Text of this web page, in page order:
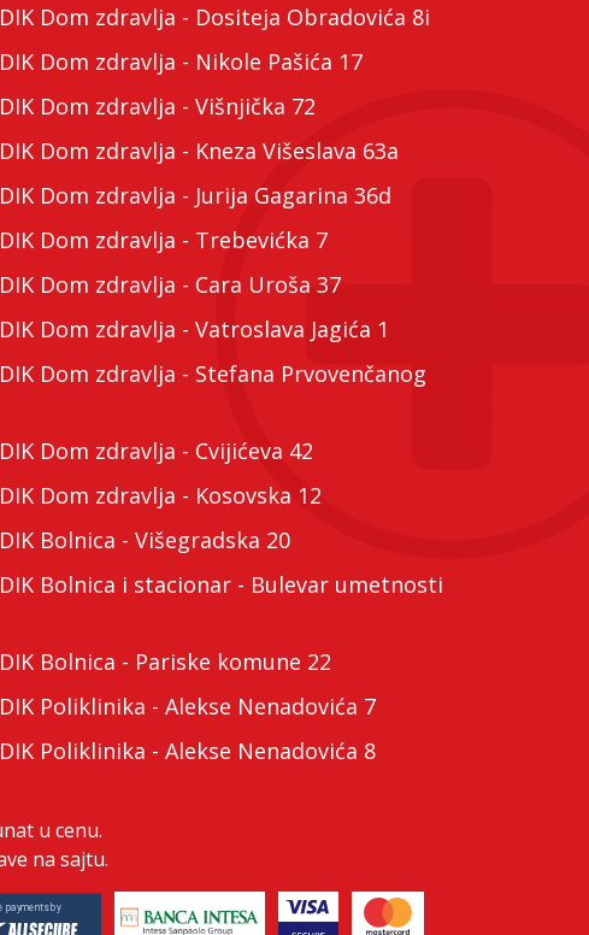
Dom zdravlja - Dositeja Obradovića 8i
Dom zdravlja - Nikole Pašića 17
Dom zdravlja - Višnjička 72
Dom zdravlja - Kneza Višeslava 63a
Dom zdravlja - Jurija Gagarina 36d
Dom zdravlja - Trebevićka 7
Dom zdravlja - Cara Uroša 37
Dom zdravlja - Vatroslava Jagića 1
Dom zdravlja - Stefana Prvovenčanog
Dom zdravlja - Cvijićeva 42
Dom zdravlja - Kosovska 12
Bolnica - Višegradska 20
Bolnica i stacionar - Bulevar umetnosti
Bolnica - Pariske komune 22
Poliklinika - Alekse Nenadovića 7
Poliklinika - Alekse Nenadovića 8
u cenu.
na sajtu.